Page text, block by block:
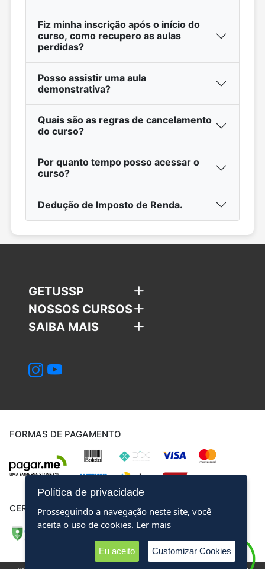
Fiz minha inscrição após o início do
curso, como recupero as aulas
perdidas?
Posso assistir uma aula
demonstrativa?
Quais são as regras de cancelamento
do curso?
Por quanto tempo posso acessar o
curso?
Dedução de Imposto de Renda.
GETUSSP
NOSSOS CURSOS
SAIBA MAIS
FORMAS DE PAGAMENTO
CERTIFICADOS
Política de privacidade
Prosseguindo a navegação neste site, você
aceita o uso de cookies. Ler mais
Eu aceito Customizar Cookies